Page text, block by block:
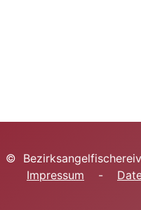
©
Impressum -